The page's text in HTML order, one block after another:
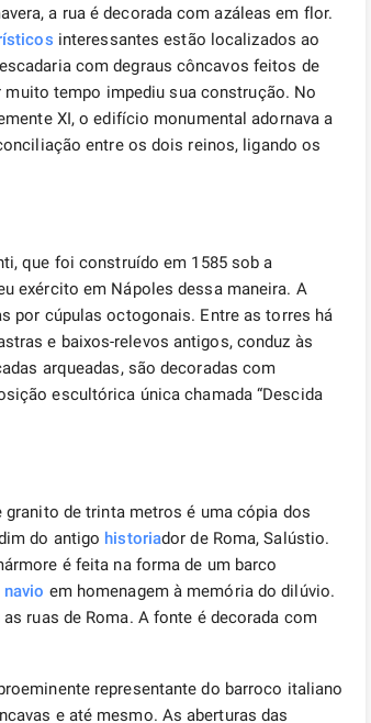
a rua é decorada com azáleas em flor.
interessantes estão localizados ao
com degraus côncavos feitos de
tempo impediu sua construção. No
XI, o edifício monumental adornava a
entre os dois reinos, ligando os
que foi construído em 1585 sob a
exército em Nápoles dessa maneira. A
por cúpulas octogonais. Entre as torres há
e baixos-relevos antigos, conduz às
arqueadas, são decoradas com
escultórica única chamada “Descida
de trinta metros é uma cópia dos
do antigo historiador de Roma, Salústio.
é feita na forma de um barco
navio em homenagem à memória do dilúvio.
ruas de Roma. A fonte é decorada com
representante do barroco italiano
e até mesmo. As aberturas das